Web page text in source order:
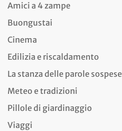
Amici a 4 zampe
Buongustai
Cinema
Edilizia e riscaldamento
La stanza delle parole sospese
Meteo e tradizioni
Pillole di giardinaggio
Viaggi